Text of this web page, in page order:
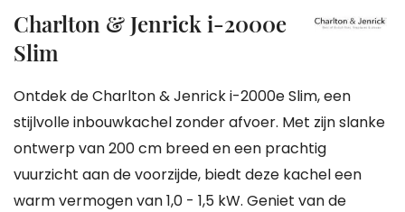
Ga
naar
het
begin
van
de
afbeeldingen-
gallerij
Charlton & Jenrick i-2000e
Slim
Ontdek de Charlton & Jenrick i-2000e Slim, een
stijlvolle inbouwkachel zonder afvoer. Met zijn slanke
ontwerp van 200 cm breed en een prachtig
vuurzicht aan de voorzijde, biedt deze kachel een
warm vermogen van 1,0 - 1,5 kW. Geniet van de